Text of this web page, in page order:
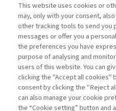
This website uses cookies or
may, only with your consent,
other tracking tools to send you
messages or offer you a
the preferences you have
purpose of analysing and
users of this website. You can
clicking the "Accept all cookies"
consent by clicking the "Reject
can also manage your cookie
the “Cookie setting” button and